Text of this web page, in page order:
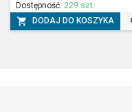
Dostępność: 229 szt.
 DODAJ DO KOSZYKA